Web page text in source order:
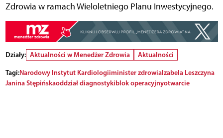
Zdrowia w ramach Wieloletniego Planu Inwestycyjnego.
Działy: Aktualności w Menedżer Zdrowia
Aktualności
Tagi:Narodowy Instytut Kardiologiiminister zdrowiaIzabela Leszczyna
Janina Stępińskaoddział diagnostykiblok operacyjnyotwarcie